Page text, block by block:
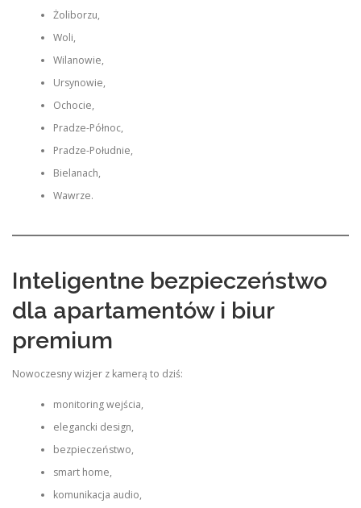
Żoliborzu,
Woli,
Wilanowie,
Ursynowie,
Ochocie,
Pradze-Północ,
Pradze-Południe,
Bielanach,
Wawrze.
Inteligentne bezpieczeństwo
dla apartamentów i biur
premium
Nowoczesny wizjer z kamerą to dziś:
monitoring wejścia,
elegancki design,
bezpieczeństwo,
smart home,
komunikacja audio,